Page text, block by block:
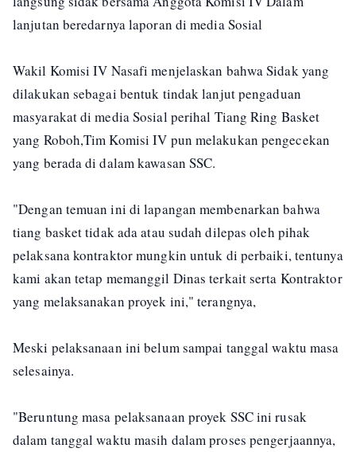
lanjutan beredarnya laporan di media Sosial
Wakil Komisi IV Nasafi menjelaskan bahwa Sidak yang
dilakukan sebagai bentuk tindak lanjut pengaduan
masyarakat di media Sosial perihal Tiang Ring Basket
yang Roboh,Tim Komisi IV pun melakukan pengecekan
yang berada di dalam kawasan SSC.
"Dengan temuan ini di lapangan membenarkan bahwa
tiang basket tidak ada atau sudah dilepas oleh pihak
pelaksana kontraktor mungkin untuk di perbaiki, tentunya
kami akan tetap memanggil Dinas terkait serta Kontraktor
yang melaksanakan proyek ini," terangnya,
Meski pelaksanaan ini belum sampai tanggal waktu masa
selesainya.
"Beruntung masa pelaksanaan proyek SSC ini rusak
dalam tanggal waktu masih dalam proses pengerjaannya,